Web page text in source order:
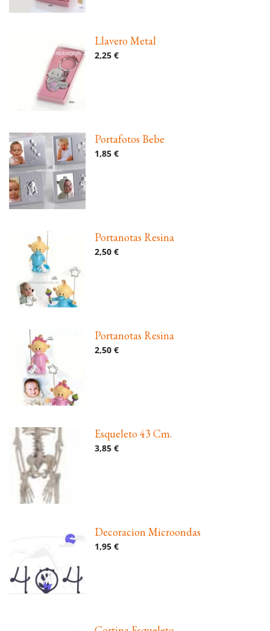
Llavero Metal
2,25 €
Portafotos Bebe
1,85 €
Portanotas Resina
2,50 €
Portanotas Resina
2,50 €
Esqueleto 43 Cm.
3,85 €
Decoracion Microondas
1,95 €